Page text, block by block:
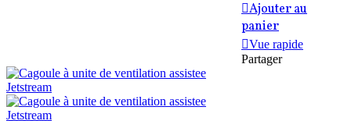
Ajouter au
panier
Vue rapide
Partager